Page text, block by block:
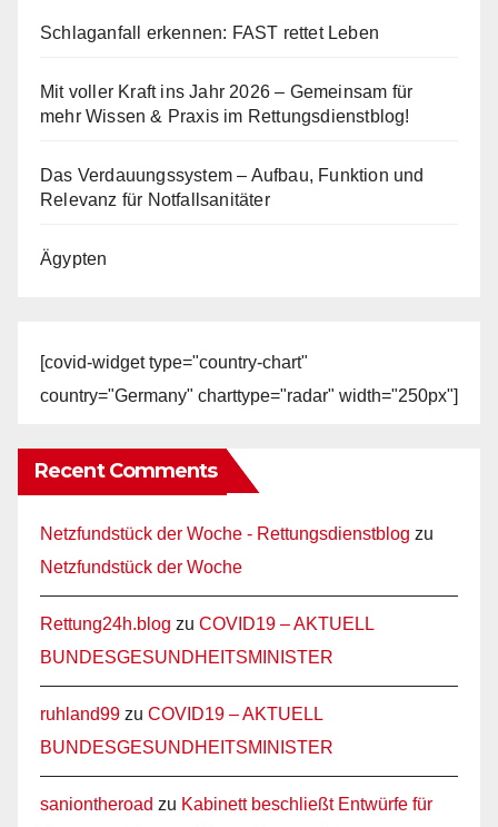
Schlaganfall erkennen: FAST rettet Leben
Mit voller Kraft ins Jahr 2026 – Gemeinsam für
mehr Wissen & Praxis im Rettungsdienstblog!
Das Verdauungssystem – Aufbau, Funktion und
Relevanz für Notfallsanitäter
Ägypten
[covid-widget type="country-chart"
country="Germany" charttype="radar" width="250px"]
Recent Comments
Netzfundstück der Woche - Rettungsdienstblog zu
Netzfundstück der Woche
Rettung24h.blog zu COVID19 – AKTUELL
BUNDESGESUNDHEITSMINISTER
ruhland99 zu COVID19 – AKTUELL
BUNDESGESUNDHEITSMINISTER
saniontheroad zu Kabinett beschließt Entwürfe für